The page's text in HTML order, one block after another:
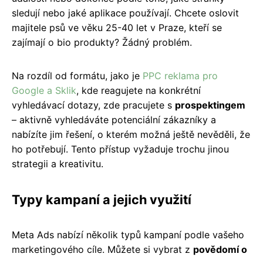
sledují nebo jaké aplikace používají. Chcete oslovit
majitele psů ve věku 25-40 let v Praze, kteří se
zajímají o bio produkty? Žádný problém.
Na rozdíl od formátu, jako je PPC reklama pro
Google a Sklik, kde reagujete na konkrétní
vyhledávací dotazy, zde pracujete s prospektingem
– aktivně vyhledáváte potenciální zákazníky a
nabízíte jim řešení, o kterém možná ještě nevěděli, že
ho potřebují. Tento přístup vyžaduje trochu jinou
strategii a kreativitu.
Typy kampaní a jejich využití
Meta Ads nabízí několik typů kampaní podle vašeho
marketingového cíle. Můžete si vybrat z povědomí o